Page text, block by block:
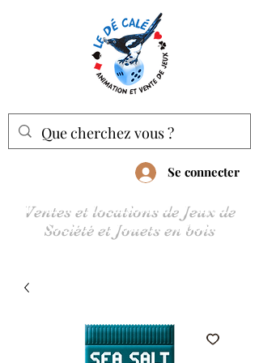
Se connecter
Ventes et locations de Jeux de
Société et Jouets en bois